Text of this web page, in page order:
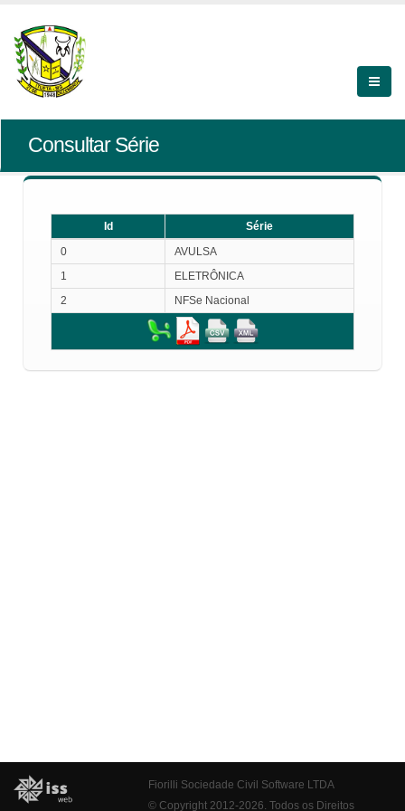
Consultar Série
Id
Série
0
AVULSA
1
ELETRÔNICA
2
NFSe Nacional
Fiorilli Sociedade Civil Software LTDA
© Copyright 2012-2026. Todos os Direitos